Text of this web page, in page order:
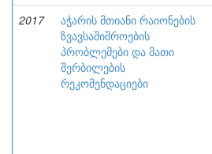
2017
აჭარის მთიანი რაიონების
ზვავსაშიშროების
პრობლემები და მათი
შერბილების
რეკომენდაციები